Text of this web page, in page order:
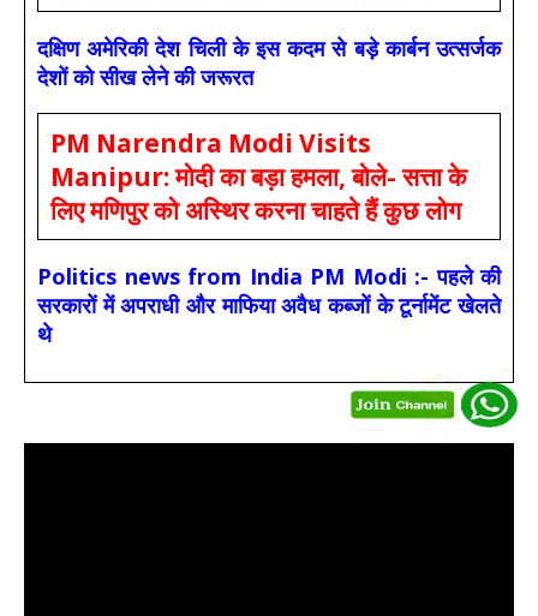
दक्षिण अमेरिकी देश चिली के इस कदम से बड़े कार्बन उत्सर्जक
देशों को सीख लेने की जरूरत
PM Narendra Modi Visits
Manipur: मोदी का बड़ा हमला, बोले- सत्ता के
लिए मणिपुर को अस्थिर करना चाहते हैं कुछ लोग
Politics news from India PM Modi :- पहले की
सरकारों में अपराधी और माफिया अवैध कब्जों के टूर्नामेंट खेलते
थे